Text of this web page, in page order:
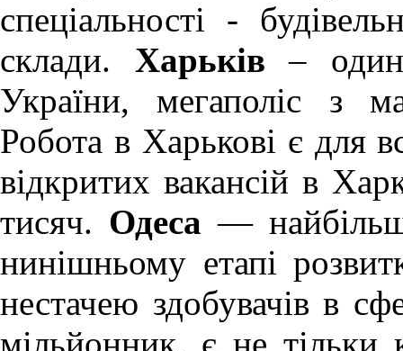
спеціальності -
склади. Харьків –
України, мегаполіс з
Робота в Харькові є для
відкритих вакансій в
тисяч. Одеса —
нинішньому етапі
нестачею здобувачів в